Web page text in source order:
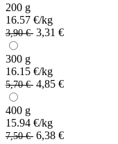
200 g
16.57 €/kg
3,90 € 3,31 €
300 g
16.15 €/kg
5,70 € 4,85 €
400 g
15.94 €/kg
7,50 € 6,38 €